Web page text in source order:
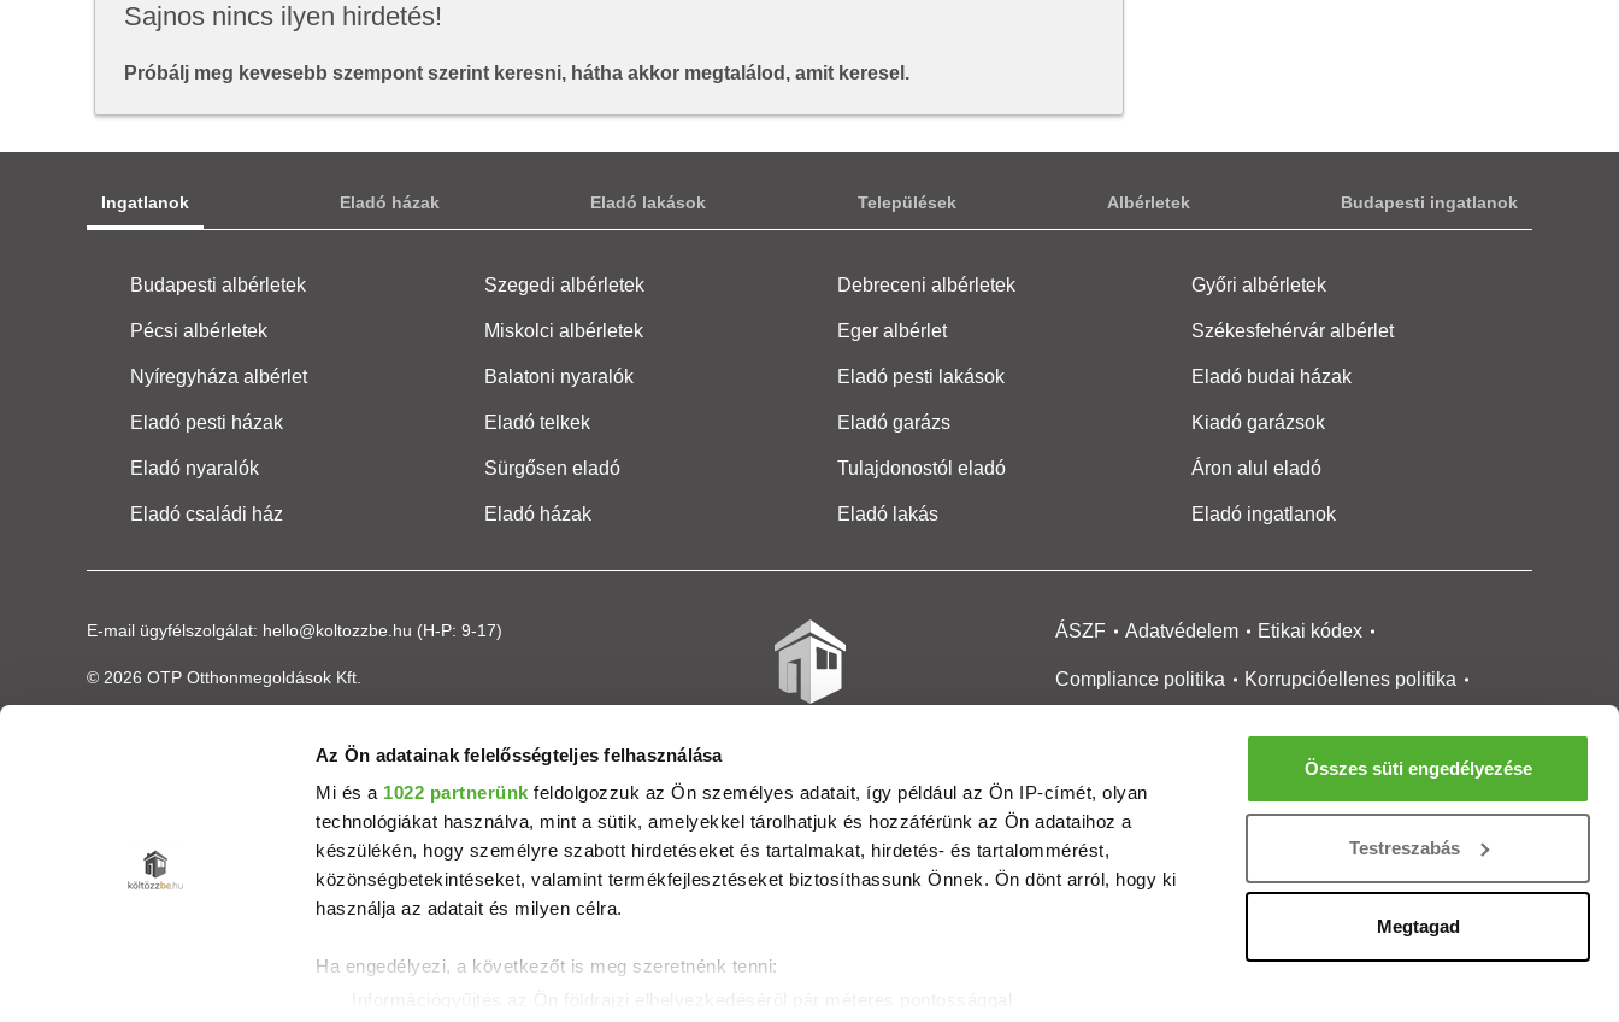
Az Ön adatainak felelősségteljes felhasználása
Mi és a 1022 partnerünk feldolgozzuk az Ön személyes adatait, így például az Ön IP-címét, olyan
technológiákat használva, mint a sütik, amelyekkel tárolhatjuk és hozzáférünk az Ön adataihoz a
készülékén, hogy személyre szabott hirdetéseket és tartalmakat, hirdetés- és tartalommérést,
közönségbetekintéseket, valamint termékfejlesztéseket biztosíthassunk Önnek. Ön dönt arról, hogy ki
használja az adatait és milyen célra.
Ha engedélyezi, a következőt is meg szeretnénk tenni:
Összes süti engedélyezése
Testreszabás
Megtagad
Sajnos nincs ilyen hirdetés!
Próbálj meg kevesebb szempont szerint keresni, hátha akkor megtalálod, amit keresel.
Ingatlanok Eladó házak Eladó lakások Települések Albérletek Budapesti ingatlanok
Budapesti albérletek Szegedi albérletek Debreceni albérletek Győri albérletek
Pécsi albérletek Miskolci albérletek Eger albérlet Székesfehérvár albérlet
Nyíregyháza albérlet Balatoni nyaralók Eladó pesti lakások Eladó budai házak
Eladó pesti házak Eladó telkek Eladó garázs Kiadó garázsok
Eladó nyaralók Sürgősen eladó Tulajdonostól eladó Áron alul eladó
Eladó családi ház Eladó házak Eladó lakás Eladó ingatlanok
E-mail ügyfélszolgálat: hello@koltozzbe.hu (H-P: 9-17)
© 2026 OTP Otthonmegoldások Kft.
ÁSZF Adatvédelem Etikai kódex
Compliance politika Korrupcióellenes politika
Médiaajánlat
Ingatlanközvetítőknek
Magánszemélyeknek
Új építésű lakások
Tartalommoderálási jelentés